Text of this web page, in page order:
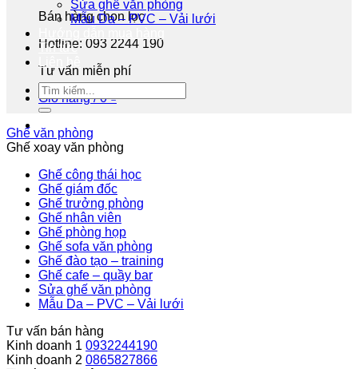
Bán hàng chọn lọc
Hotline: 093 2244 190
Tư vấn miễn phí
Giỏ hàng /0₫
Sửa ghế văn phòng
Mẫu Da – PVC – Vải lưới
Tin tức
Liên hệ
Ghế văn phòng
Ghế xoay văn phòng
Ghế công thái học
Ghế giám đốc
Ghế trưởng phòng
Ghế nhân viên
Ghế phòng họp
Ghế sofa văn phòng
Ghế đào tạo – training
Ghế cafe – quầy bar
Sửa ghế văn phòng
Mẫu Da – PVC – Vải lưới
Tư vấn bán hàng
Kinh doanh 1 0932244190
Kinh doanh 2 0865827866